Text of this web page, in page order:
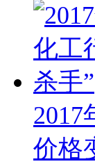
价格